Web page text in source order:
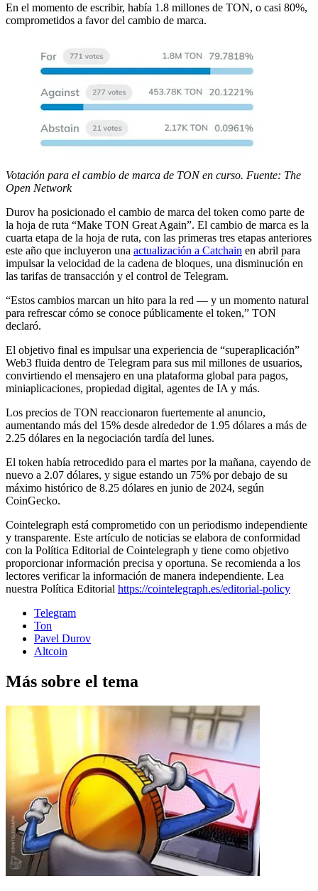
En el momento de escribir, había 1.8 millones de TON, o casi 80%,
comprometidos a favor del cambio de marca.
Votación para el cambio de marca de TON en curso. Fuente: The
Open Network
Durov ha posicionado el cambio de marca del token como parte de
la hoja de ruta “Make TON Great Again”. El cambio de marca es la
cuarta etapa de la hoja de ruta, con las primeras tres etapas anteriores
este año que incluyeron una actualización a Catchain en abril para
impulsar la velocidad de la cadena de bloques, una disminución en
las tarifas de transacción y el control de Telegram.
“Estos cambios marcan un hito para la red — y un momento natural
para refrescar cómo se conoce públicamente el token,” TON
declaró.
El objetivo final es impulsar una experiencia de “superaplicación”
Web3 fluida dentro de Telegram para sus mil millones de usuarios,
convirtiendo el mensajero en una plataforma global para pagos,
miniaplicaciones, propiedad digital, agentes de IA y más.
Los precios de TON reaccionaron fuertemente al anuncio,
aumentando más del 15% desde alrededor de 1.95 dólares a más de
2.25 dólares en la negociación tardía del lunes.
El token había retrocedido para el martes por la mañana, cayendo de
nuevo a 2.07 dólares, y sigue estando un 75% por debajo de su
máximo histórico de 8.25 dólares en junio de 2024, según
CoinGecko.
Cointelegraph está comprometido con un periodismo independiente
y transparente. Este artículo de noticias se elabora de conformidad
con la Política Editorial de Cointelegraph y tiene como objetivo
proporcionar información precisa y oportuna. Se recomienda a los
lectores verificar la información de manera independiente. Lea
nuestra Política Editorial https://cointelegraph.es/editorial-policy
Telegram
Ton
Pavel Durov
Altcoin
Más sobre el tema